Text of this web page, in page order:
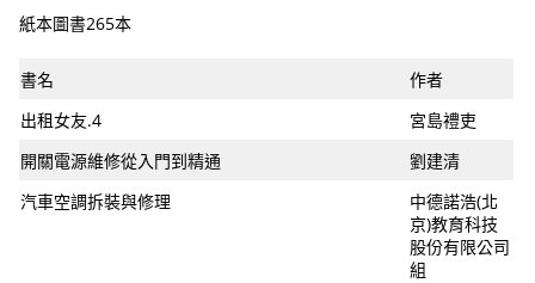
紙本圖書265本
書名
作者
出租女友.4
宮島禮吏
開關電源維修從入門到精通
劉建清
汽車空調拆裝與修理
中德諾浩(北
京)教育科技
股份有限公司
組